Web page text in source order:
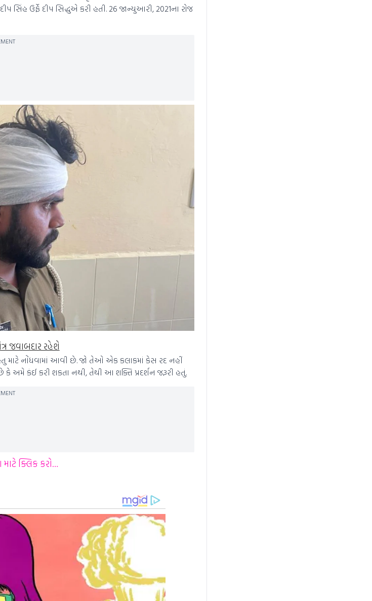
સિંહ ઉર્ફે દીપ સિદ્ધુએ કરી હતી. 26 જાન્યુઆરી, 2021ના રોજ
જવાબદાર રહેશે
માટે નોંધવામાં આવી છે. જો તેઓ એક કલાકમાં કેસ રદ નહીં
અમે કંઈ કરી શકતા નથી, તેથી આ શક્તિ પ્રદર્શન જરૂરી હતું.
ક્લિક કરો…